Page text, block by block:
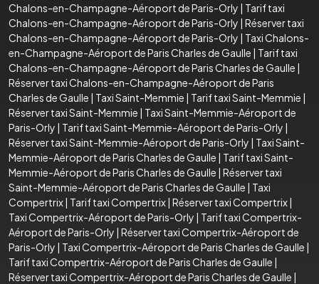
Chalons-en-Champagne-Aéroport de Paris-Orly | Tarif taxi
Chalons-en-Champagne-Aéroport de Paris-Orly | Réserver taxi
Chalons-en-Champagne-Aéroport de Paris-Orly | Taxi Chalons-
en-Champagne-Aéroport de Paris Charles de Gaulle | Tarif taxi
Chalons-en-Champagne-Aéroport de Paris Charles de Gaulle |
Réserver taxi Chalons-en-Champagne-Aéroport de Paris
Charles de Gaulle | Taxi Saint-Memmie | Tarif taxi Saint-Memmie |
Réserver taxi Saint-Memmie | Taxi Saint-Memmie-Aéroport de
Paris-Orly | Tarif taxi Saint-Memmie-Aéroport de Paris-Orly |
Réserver taxi Saint-Memmie-Aéroport de Paris-Orly | Taxi Saint-
Memmie-Aéroport de Paris Charles de Gaulle | Tarif taxi Saint-
Memmie-Aéroport de Paris Charles de Gaulle | Réserver taxi
Saint-Memmie-Aéroport de Paris Charles de Gaulle | Taxi
Compertrix| Tarif taxi Compertrix| Réserver taxi Compertrix|
Taxi Compertrix-Aéroport de Paris-Orly | Tarif taxi Compertrix-
Aéroport de Paris-Orly | Réserver taxi Compertrix-Aéroport de
Paris-Orly | Taxi Compertrix-Aéroport de Paris Charles de Gaulle |
Tarif taxi Compertrix-Aéroport de Paris Charles de Gaulle |
Réserver taxi Compertrix-Aéroport de Paris Charles de Gaulle |